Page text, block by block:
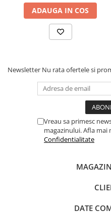
ADAUGA IN COS
Newsletter Nu rata ofertele si
Vreau sa primesc
magazinului. Afla mai
Confidentialitate
DATE